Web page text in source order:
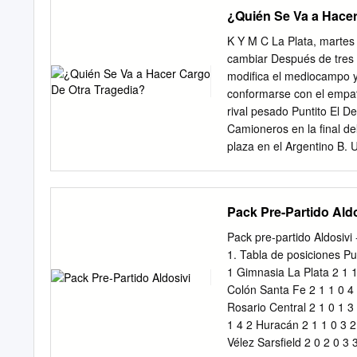
DE E Ó LA SORPRESA
VENTAJA MÚNICH, EN
EN CASA ANTE EL
Excélsior PILARES
contra Pachuca DE UN
partidos más
lesiones que historia de
aquejan con el
¿Quién Se Va a
K Y M C La Plata,
cambiar Después de
modifica el mediocampo
conformarse con el
rival pesado Puntito El
Camioneros en la final
plaza en el Argentino B.
ante River. Ayer
Semejanzas y
cuando los equipos
Nacional B NACIONAL
FECHA Aunque no
cabo el entrenamien-
que el to matutino,
Gimnasia por la 34
Pack Pre-Partido
Pack pre-partido
1. Tabla de posiciones
1 Gimnasia La Plata 2 1
Colón Santa Fe 2 1 1 0
Rosario Central 2 1 0 1
1 4 2 Huracán 2 1 1 0 3
Vélez Sarsfield 2 0 2 0 3